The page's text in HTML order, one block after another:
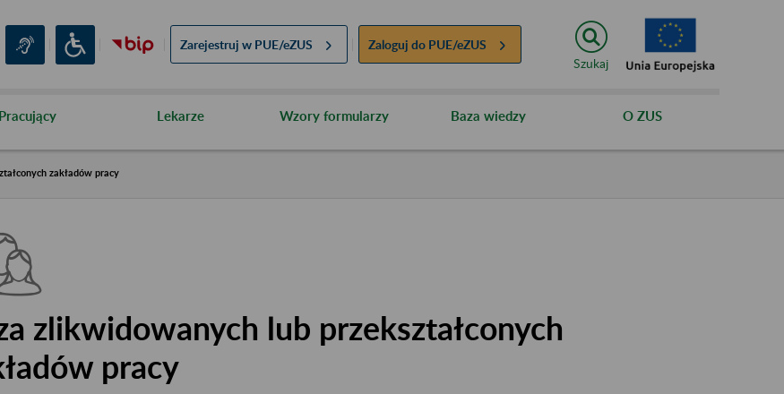
Zarejestruj w PUE/eZUS Zaloguj do PUE/eZUS
Szukaj
Pracujący Lekarze Wzory formularzy Baza wiedzy O ZUS
zakładów pracy
zlikwidowanych lub przekształconych
pracy